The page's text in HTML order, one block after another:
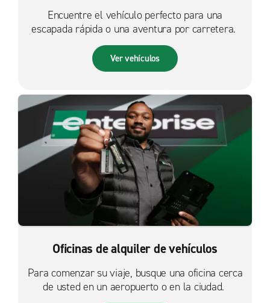
Encuentre el vehículo perfecto para una
escapada rápida o una aventura por carretera.
Ver vehículos
Oficinas de alquiler de vehículos
Para comenzar su viaje, busque una oficina cerca
de usted en un aeropuerto o en la ciudad.